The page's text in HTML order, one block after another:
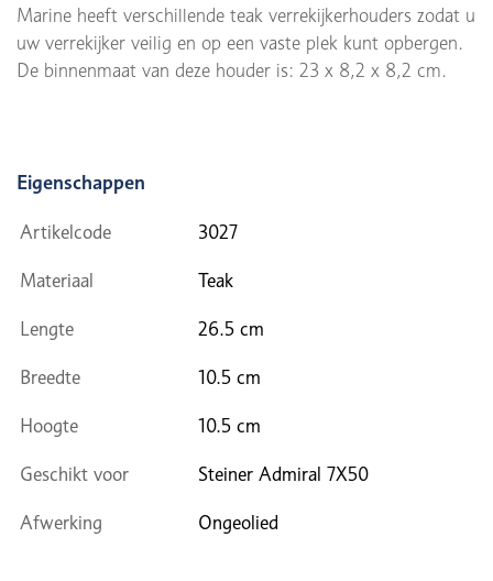
Marine heeft verschillende teak verrekijkerhouders zodat u
uw verrekijker veilig en op een vaste plek kunt opbergen.
De binnenmaat van deze houder is: 23 x 8,2 x 8,2 cm.
Eigenschappen
Artikelcode 3027
Materiaal Teak
Lengte 26.5 cm
Breedte 10.5 cm
Hoogte 10.5 cm
Geschikt voor Steiner Admiral 7X50
Afwerking Ongeolied